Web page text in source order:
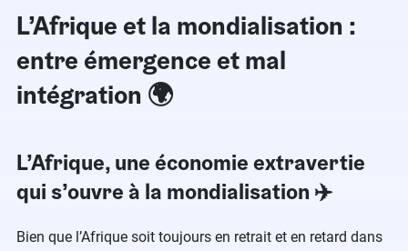
L’Afrique et la mondialisation :
entre émergence et mal
intégration 🌍
L’Afrique, une économie extravertie
qui s’ouvre à la mondialisation ✈️
Bien que l’Afrique soit toujours en retrait et en retard dans